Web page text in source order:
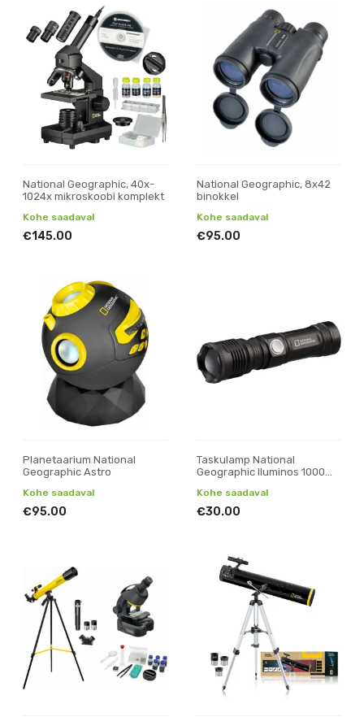
National Geographic, 40x-
1024x mikroskoobi komplekt
Kohe saadaval
€145.00
National Geographic, 8x42
binokkel
Kohe saadaval
€95.00
Planetaarium National
Geographic Astro
Kohe saadaval
€95.00
Taskulamp National
Geographic Iluminos 1000
Kohe saadaval
€30.00